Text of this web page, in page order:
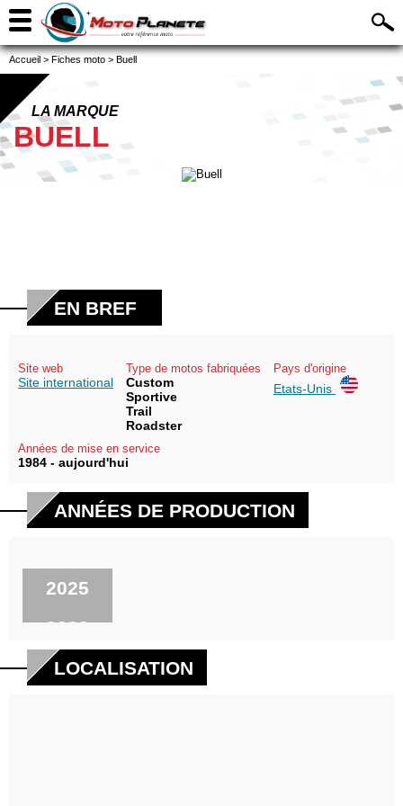
Accueil > Fiches moto > Buell
LA MARQUE
BUELL
EN BREF
Site web
Site international
Type de motos fabriquées
Custom
Sportive
Trail
Roadster
Pays d'origine
Etats-Unis
Années de mise en service
1984 - aujourd'hui
ANNÉES DE PRODUCTION
2025
2022
2021
LOCALISATION